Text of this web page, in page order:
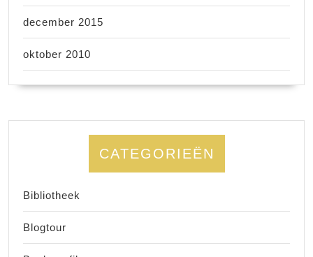
december 2015
oktober 2010
CATEGORIEËN
Bibliotheek
Blogtour